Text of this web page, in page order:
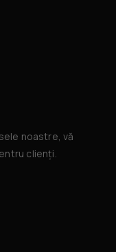
noastre, vă
clienți.​